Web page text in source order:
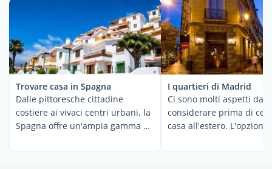
Trovare casa in Spagna
Dalle pittoresche cittadine
costiere ai vivaci centri urbani, la
Spagna offre un'ampia gamma di
I quartieri di Madrid
Ci sono molti aspetti da
considerare prima di
casa all'estero. L'opzione